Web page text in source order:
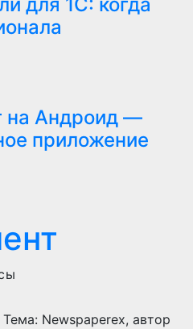
на Андроид —
приложение
Тема: Newspaperex, автор